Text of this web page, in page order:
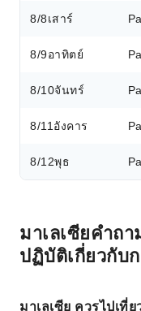
8/8เสาร์
8/9อาทิตย์
8/10จันทร์
8/11 อังคาร
8/12พุธ
มาเลเซียคำถ
ปฏิบัติเกี่ยวกับ
มาเลเซีย ควรไปเที่